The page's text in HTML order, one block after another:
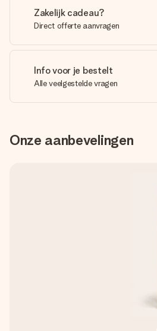
Zakelijk cadeau?
Direct offerte aanvragen
Info voor je bestelt
Alle veelgestelde vragen
Onze aanbevelingen